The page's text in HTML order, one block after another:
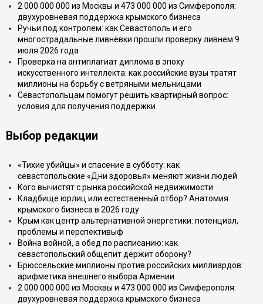
2 000 000 000 из Москвы и 473 000 000 из Симферополя:
двухуровневая поддержка крымского бизнеса
Ручьи под контролем: как Севастополь и его
многострадальные ливнёвки прошли проверку ливнем 9
июля 2026 года
Проверка на антиплагиат диплома в эпоху
искусственного интеллекта: как российские вузы тратят
миллионы на борьбу с ветряными мельницами
Севастопольцам помогут решить квартирный вопрос:
условия для получения поддержки
Выбор редакции
«Тихие убийцы» и спасение в субботу: как
севастопольские «Дни здоровья» меняют жизни людей
Кого вычистят с рынка российской недвижимости
Кладбище юрлиц или естественный отбор? Анатомия
крымского бизнеса в 2026 году
Крым как центр альтернативной энергетики: потенциал,
проблемы и перспективыф
Война войной, а обед по расписанию: как
севастопольский общепит держит оборону?
Брюссельские миллионы против российских миллиардов:
арифметика внешнего выбора Армении
2 000 000 000 из Москвы и 473 000 000 из Симферополя:
двухуровневая поддержка крымского бизнеса